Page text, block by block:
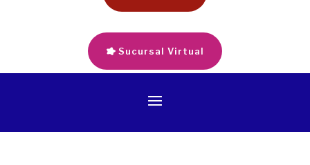
Sucursal Virtual